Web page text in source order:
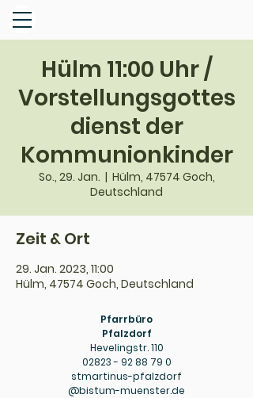
Hülm 11:00 Uhr /
Vorstellungsgottes
dienst der
Kommunionkinder
So., 29. Jan.
  |
Hülm, 47574 Goch,
Deutschland
Zeit & Ort
29. Jan. 2023, 11:00
Hülm, 47574 Goch, Deutschland
Pfarrbüro
Pfalzdorf
Hevelingstr. 110
02823 - 92 88 79 0
stmartinus-pfalzdorf
@bistum-muenster.de